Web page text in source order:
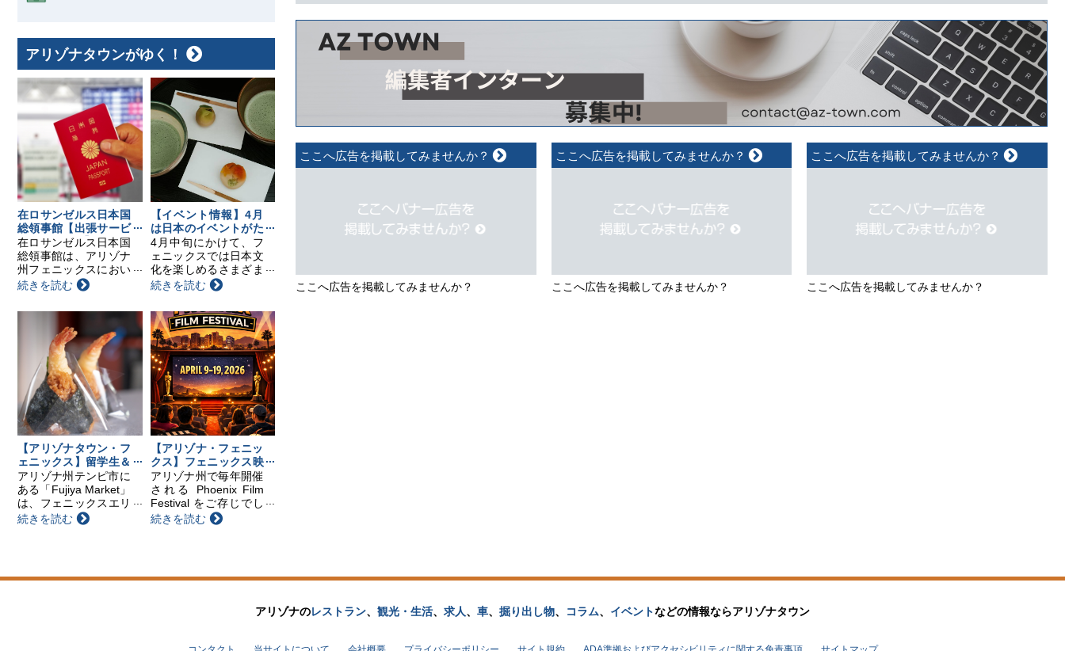
アリゾナタウンがゆく！
在ロサンゼルス日本国
総領事館【出張サービ
スのお知らせ】
在ロサンゼルス日本国
総領事館は、アリゾナ
州フェニックスにおい
て以下の日程で領事出
す。（※事前予約制）
付は行いませんのでご
留意ください。 領事
出張サービス スケ
ジ...
続きを読む
【イベント情報】4月
は日本のイベントがた
くさん！要チェック！
4月中旬にかけて、フ
ェニックスでは日本文
化を楽しめるさまざま
なイベントが開催され
べを楽しめるティーテ
イスティングから、本
格的な茶道体験、盆栽
展示、そしてアジア文
化や食・パフォーマ
ン...
続きを読む
【アリゾナタウン・フ
ェニックス】留学生＆
在住者必見！フェニッ
クスの“日本のコンビ
ニ”
アリゾナ州テンピ市に
ある「Fujiya Market」
は、フェニックスエリ
アのほぼ中心に位置す
本人留学生や現地在住
続きを読む
【アリゾナ・フェニッ
クス】フェニックス映
画祭のご紹介
アリゾナ州で毎年開催
される Phoenix Film
Festival をご存じでし
ょうか？ 今年は、4月
日間にわたり...
続きを読む
ここへ広告を掲載してみませんか？
ここへ広告を掲載してみませんか？
ここへ広告を掲載してみませんか？
ここへ広告を掲載してみませんか？
ここへ広告を掲載してみませんか？
ここへ広告を掲載してみませんか？
アリゾナのレストラン、 観光・生活、 求人、 車、 掘り出し物、 コラム、 イベントなどの情報ならアリゾナタウン